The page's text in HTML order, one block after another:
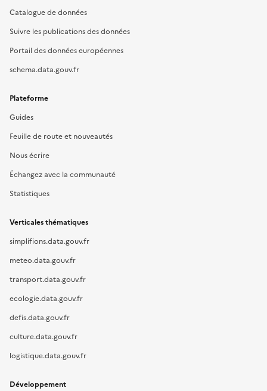
Catalogue de données
Suivre les publications des données
Portail des données européennes
schema.data.gouv.fr
Plateforme
Guides
Feuille de route et nouveautés
Nous écrire
Échangez avec la communauté
Statistiques
Verticales thématiques
simplifions.data.gouv.fr
meteo.data.gouv.fr
transport.data.gouv.fr
ecologie.data.gouv.fr
defis.data.gouv.fr
culture.data.gouv.fr
logistique.data.gouv.fr
Développement